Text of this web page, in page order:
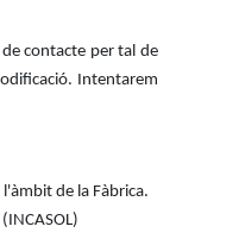
contacte per tal de
Intentarem
de la Fàbrica.